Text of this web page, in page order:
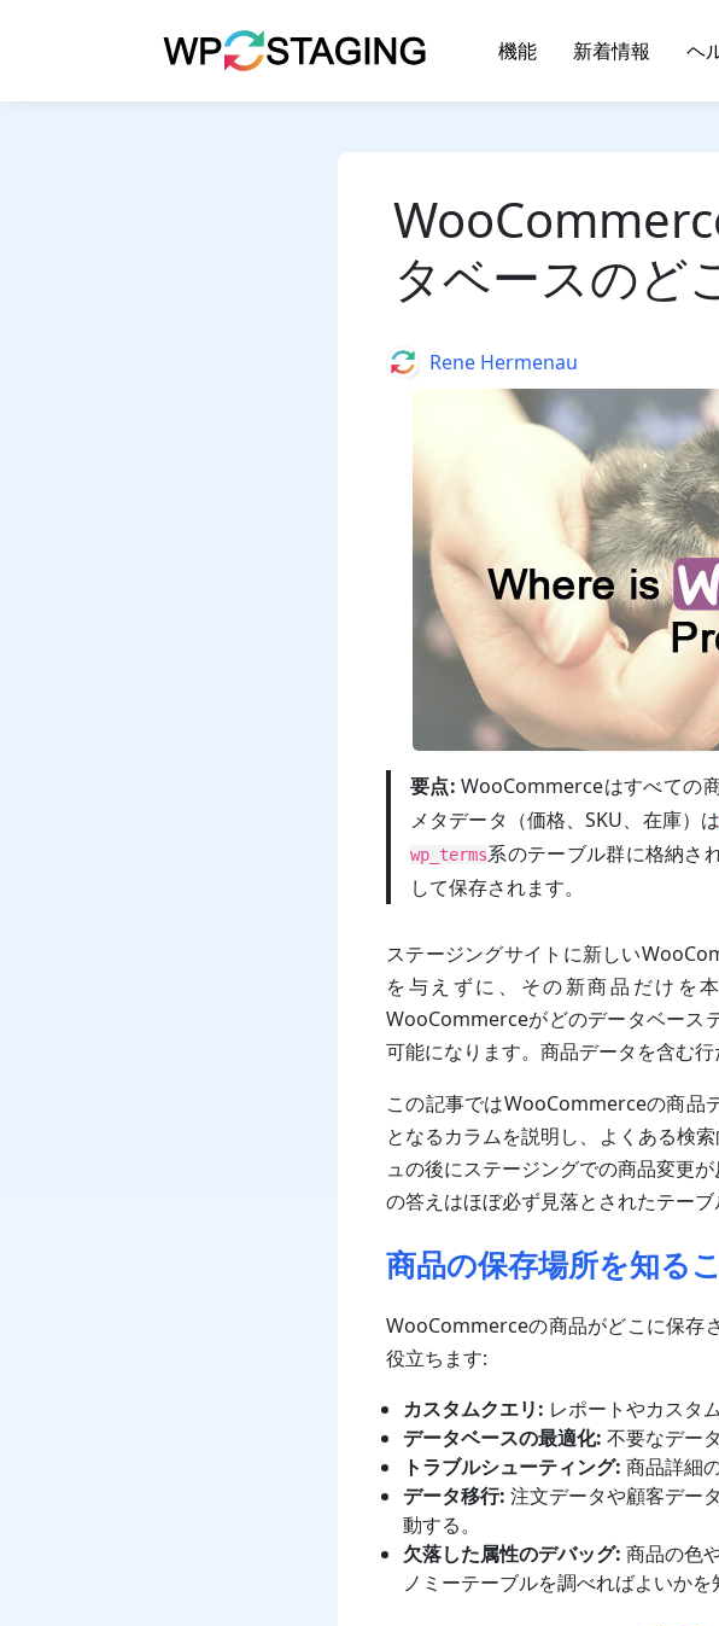
機能 新着情報 ヘ
タベースのど
要点: WooCommerceはすべての
メタデータ（価格、SKU、在庫）
wp_terms系のテーブル群に格納さ
して保存されます。
ステージングサイトに新しい
を与えずに、その新商品だけを
WooCommerceがどのデータベース
可能になります。商品データを含む
この記事ではWooCommerceの商品
となるカラムを説明し、よくある検
ュの後にステージングでの商品変更
の答えはほぼ必ず見落とされたテーブ
商品の保存場所を知る
WooCommerceの商品がどこに保存
役立ちます:
カスタムクエリ: レポートやカスタ
データベースの最適化: 不要なデー
トラブルシューティング: 商品詳細
データ移行: 注文データや顧客デー
動する。
欠落した属性のデバッグ: 商品の色
ノミーテーブルを調べればよいか
AuthorRene Hermenau